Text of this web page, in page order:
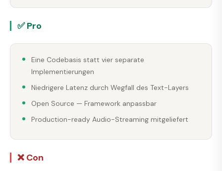
✅ Pro
Eine Codebasis statt vier separate
Implementierungen
Niedrigere Latenz durch Wegfall des Text-Layers
Open Source — Framework anpassbar
Production-ready Audio-Streaming mitgeliefert
❌ Con